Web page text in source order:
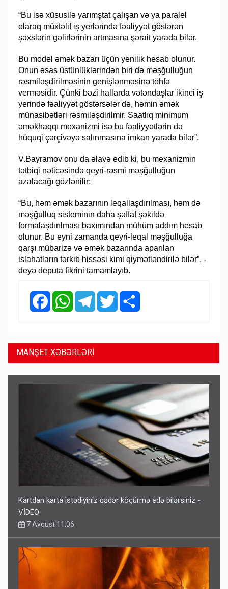
“Bu isə xüsusilə yarımştat çalışan və ya paralel
olaraq müxtəlif iş yerlərində fəaliyyət göstərən
şəxslərin gəlirlərinin artmasına şərait yarada bilər.
Bu model əmək bazarı üçün yenilik hesab olunur.
Onun əsas üstünlüklərindən biri də məşğulluğun
rəsmiləşdirilməsinin genişlənməsinə töhfə
verməsidir. Çünki bəzi hallarda vətəndaşlar ikinci iş
yerində fəaliyyət göstərsələr də, həmin əmək
münasibətləri rəsmiləşdirilmir. Saatlıq minimum
əməkhaqqı mexanizmi isə bu fəaliyyətlərin də
hüquqi çərçivəyə salınmasına imkan yarada bilər”.
V.Bayramov onu da əlavə edib ki, bu mexanizmin
tətbiqi nəticəsində qeyri-rəsmi məşğulluğun
azalacağı gözlənilir:
“Bu, həm əmək bazarının leqallaşdırılması, həm də
məşğulluq sisteminin daha şəffaf şəkildə
formalaşdırılması baxımından mühüm addım hesab
olunur. Bu eyni zamanda qeyri-leqal məşğulluğa
qarşı mübarizə və əmək bazarında aparılan
islahatların tərkib hissəsi kimi qiymətləndirilə bilər”, -
deyə deputa fikrini tamamlayıb.
FacebookWhatsAppTelegramTwitter
MANŞET XƏBƏRLƏRİ
Kartdan karta istədiyiniz qədər köçürmə edə bilərsiniz -
VİDEO
7 Avqust 11:06